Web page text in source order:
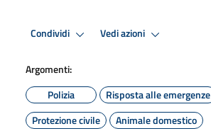
Condividi Vedi azioni
Argomenti:
Polizia
Risposta alle emergenze
Protezione civile
Animale domestico